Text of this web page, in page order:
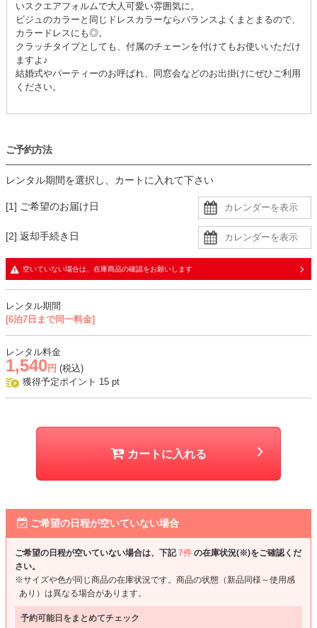
いスクエアフォルムで大人可愛い雰囲気に。
ビジュのカラーと同じドレスカラーならバランスよくまとまるので、
カラードレスにも◎。
クラッチタイプとしても、付属のチェーンを付けてもお使いいただけ
ますよ♪
結婚式やパーティーのお呼ばれ、同窓会などのお出掛けにぜひご利用
ください。
ご予約方法
レンタル期間を選択し、カートに入れて下さい
[1] ご希望のお届け日
[2] 返却手続き日
空いていない場合は、在庫商品の確認をお願いします
レンタル期間
[6泊7日まで同一料金]
レンタル料金
1,540 円 (税込)
獲得予定ポイント 15 pt
カートに入れる
ご希望の日程が空いていない場合
ご希望の日程が空いていない場合は、下記7件 の在庫状況(※)をご確認くだ
さい。
※サイズや色が同じ商品の在庫状況です。商品の状態（新品同様～使用感
あり）は異なる場合があります。
予約可能日をまとめてチェック